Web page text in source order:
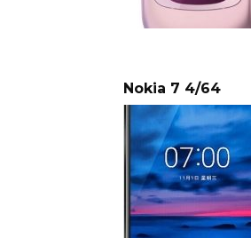
Nokia 7 4/64